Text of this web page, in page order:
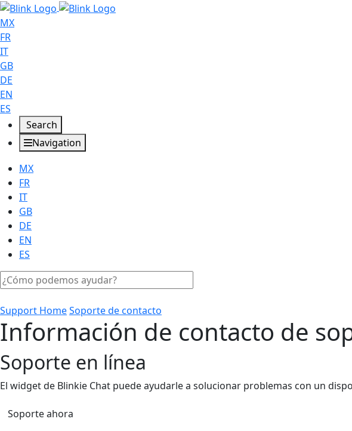
MX
FR
IT
GB
DE
EN
ES
Search
Navigation
MX
FR
IT
GB
DE
EN
ES
Support HomeSoporte de contacto
Información de contacto de
Soporte en línea
El widget de Blinkie Chat puede ayudarle a solucionar problemas con un
Soporte ahora